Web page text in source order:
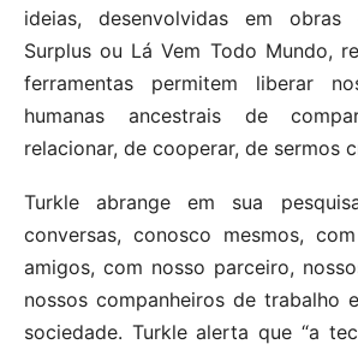
ideias, desenvolvidas em obras
Surplus ou Lá Vem Todo Mundo,
ferramentas permitem liberar
humanas ancestrais de
relacionar, de cooperar, de sermos
Turkle abrange em sua
conversas, conosco mesmos,
amigos, com nosso parceiro,
nossos companheiros de trabalho
sociedade. Turkle alerta que “a